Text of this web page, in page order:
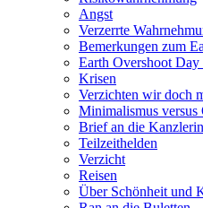
Angst
Verzerrte
Bemerkungen zum
Earth Overshoot Day
Krisen
Verzichten wir doch
Minimalismus versus
Brief an die Kanzlerin
Teilzeithelden
Verzicht
Reisen
Über Schönheit und